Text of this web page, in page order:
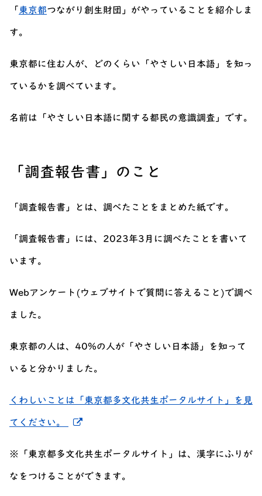
「 東京都つながり創生財団」がやっていることを紹介しま
す。
東京都に住む人が、どのくらい「やさしい日本語」を知っ
ているかを調べています。
名前は「やさしい日本語に関する都民の意識調査」です。
「調査報告書」のこと
「調査報告書」とは、調べたことをまとめた紙です。
「調査報告書」には、2023年3月に調べたことを書いて
います。
Webアンケート(ウェブサイトで質問に答えること)で調べ
ました。
東京都の人は、40%の人が「やさしい日本語」を知って
いると分かりました。
くわしいことは「東京都多文化共生ポータルサイト」を見
てください。
※「東京都多文化共生ポータルサイト」は、漢字にふりが
なをつけることができます。